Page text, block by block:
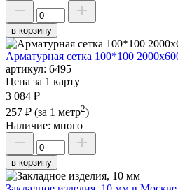
в корзину
Арматурная сетка 100*100
артикул: 6495
Цена за 1 карту
3 084 ₽
257 ₽ (за 1 метр2)
Наличие: много
в корзину